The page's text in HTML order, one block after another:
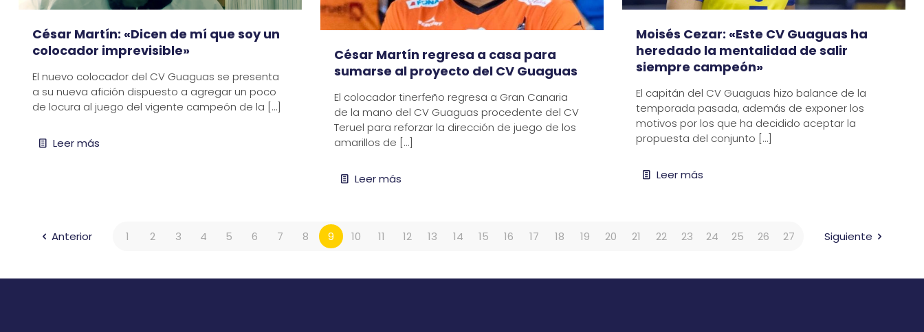
César Martín: «Dicen de mí que soy un
colocador imprevisible»
El nuevo colocador del CV Guaguas se presenta
a su nueva afición dispuesto a agregar un poco
de locura al juego del vigente campeón de la […]
Leer más
César Martín regresa a casa para
sumarse al proyecto del CV Guaguas
El colocador tinerfeño regresa a Gran Canaria
de la mano del CV Guaguas procedente del CV
Teruel para reforzar la dirección de juego de los
amarillos de […]
Leer más
Moisés Cezar: «Este CV Guaguas ha
heredado la mentalidad de salir
siempre campeón»
El capitán del CV Guaguas hizo balance de la
temporada pasada, además de exponer los
motivos por los que ha decidido aceptar la
propuesta del conjunto […]
Leer más
Anterior 1 2 3 4 5 6 7 8 9 10 11 12 13 14 15 16 17 18 19 20 21 22 23 24 25 26 27 Siguiente